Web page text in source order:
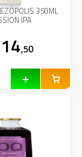
350ML
IPA
14,50